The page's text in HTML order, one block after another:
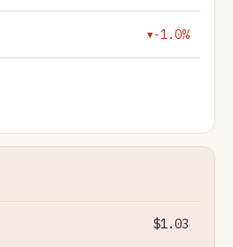
▼-1.0%
$1.03